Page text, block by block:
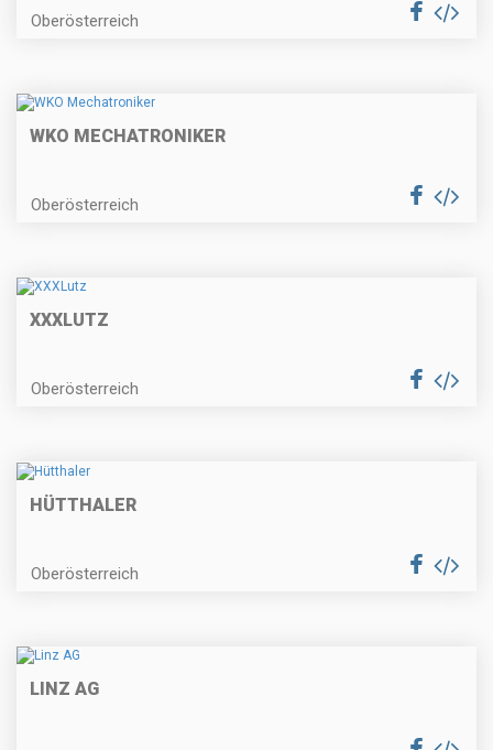
Oberösterreich
WKO MECHATRONIKER
Oberösterreich
XXXLUTZ
Oberösterreich
HÜTTHALER
Oberösterreich
LINZ AG